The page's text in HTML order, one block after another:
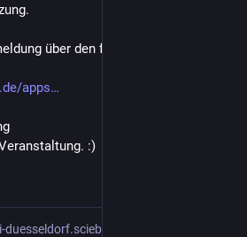
über den folgenden Link
apps
:)
duesseldorf.sciebo.de